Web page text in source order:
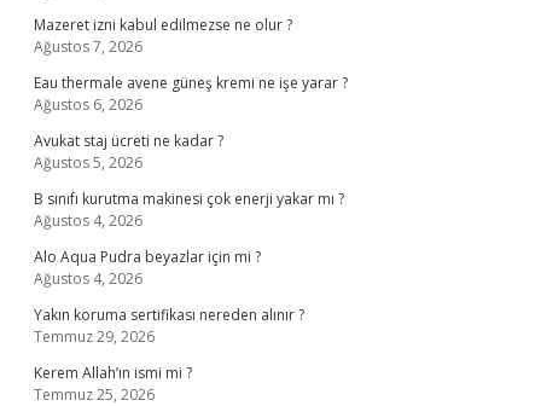
Mazeret izni kabul edilmezse ne olur ?
Ağustos 7, 2026
Eau thermale avene güneş kremi ne işe yarar ?
Ağustos 6, 2026
Avukat staj ücreti ne kadar ?
Ağustos 5, 2026
B sınıfı kurutma makinesi çok enerji yakar mı ?
Ağustos 4, 2026
Alo Aqua Pudra beyazlar için mi ?
Ağustos 4, 2026
Yakın koruma sertifikası nereden alınır ?
Temmuz 29, 2026
Kerem Allah’ın ismi mi ?
Temmuz 25, 2026